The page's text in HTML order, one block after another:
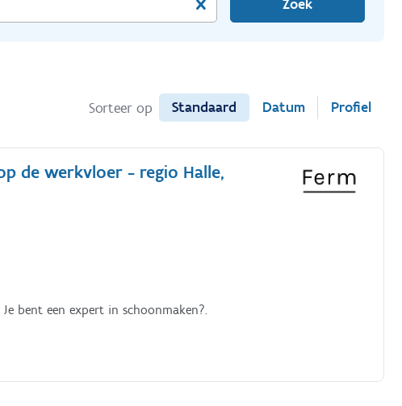
Zoek
Sorteer op Standaard Datum Profiel
de werkvloer - regio Halle,
bent een expert in schoonmaken?.